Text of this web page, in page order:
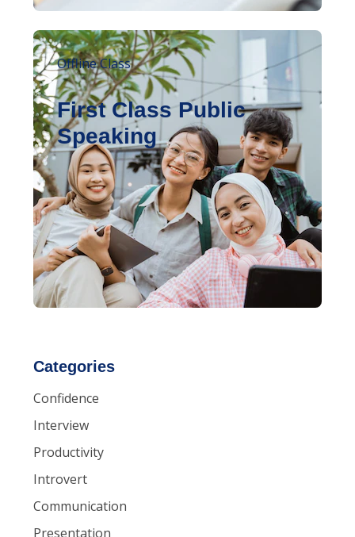
Categories
Confidence
Interview
Productivity
Introvert
Communication
Presentation
Offline Class
First Class Public
Speaking